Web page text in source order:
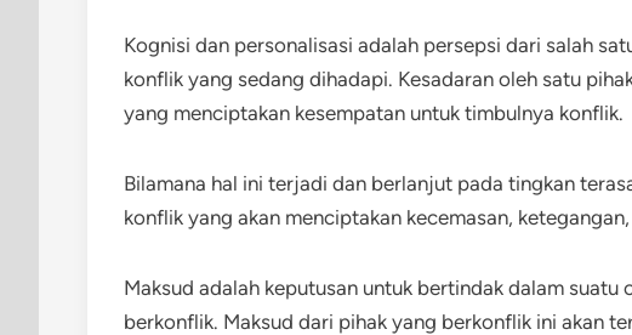
Kognisi dan personalisasi adalah persepsi dari salah
konflik yang sedang dihadapi. Kesadaran oleh satu
yang menciptakan kesempatan untuk timbulnya konflik.
Bilamana hal ini terjadi dan berlanjut pada tingkan
konflik yang akan menciptakan kecemasan,
Maksud adalah keputusan untuk bertindak dalam
berkonflik. Maksud dari pihak yang berkonflik ini akan